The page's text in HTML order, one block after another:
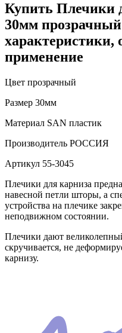
Купить Плечики
30мм прозрачный
характеристики,
применение
Цвет прозрачный
Размер 30мм
Материал SAN пластик
Производитель РОССИЯ
Артикул 55-3045
Плечики для карниза
навесной петли шторы, а
устройства на плечике
неподвижном состоянии.
Плечики дают
скручивается, не
карнизу.